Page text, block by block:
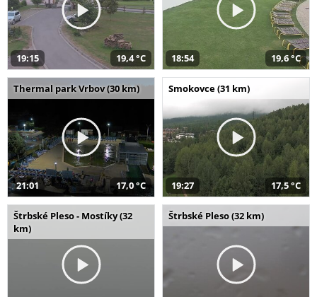
19:15 19,4 °C 18:54 19,6 °C
Thermal park Vrbov (30 km)
21:01 17,0 °C
Smokovce (31 km)
19:27 17,5 °C
Štrbské Pleso - Mostíky (32
km)
Štrbské Pleso (32 km)